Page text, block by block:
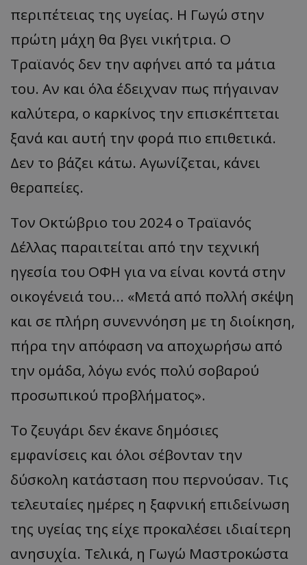
περιπέτειας της υγείας. Η Γωγώ στην
πρώτη μάχη θα βγει νικήτρια. Ο
Τραϊανός δεν την αφήνει από τα μάτια
του. Αν και όλα έδειχναν πως πήγαιναν
καλύτερα, ο καρκίνος την επισκέπτεται
ξανά και αυτή την φορά πιο επιθετικά.
Δεν το βάζει κάτω. Αγωνίζεται, κάνει
θεραπείες.
Τον Οκτώβριο του 2024 ο Τραϊανός
Δέλλας παραιτείται από την τεχνική
ηγεσία του ΟΦΗ για να είναι κοντά στην
οικογένειά του... «Μετά από πολλή σκέψη
και σε πλήρη συνεννόηση με τη διοίκηση,
πήρα την απόφαση να αποχωρήσω από
την ομάδα, λόγω ενός πολύ σοβαρού
προσωπικού προβλήματος».
Το ζευγάρι δεν έκανε δημόσιες
εμφανίσεις και όλοι σέβονταν την
δύσκολη κατάσταση που περνούσαν. Τις
τελευταίες ημέρες η ξαφνική επιδείνωση
της υγείας της είχε προκαλέσει ιδιαίτερη
ανησυχία. Τελικά, η Γωγώ Μαστροκώστα